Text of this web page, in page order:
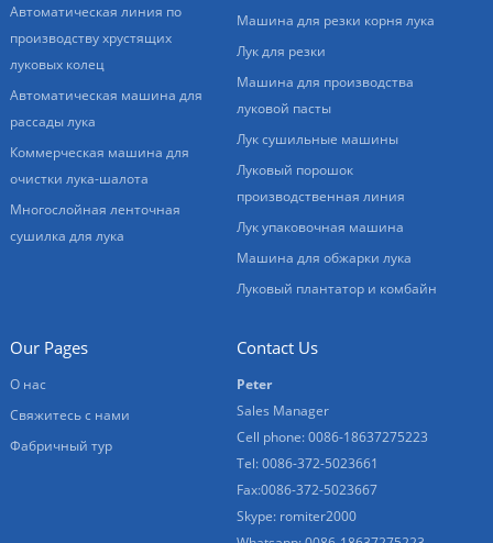
Автоматическая линия по
производству хрустящих
луковых колец
Автоматическая машина для
рассады лука
Коммерческая машина для
очистки лука-шалота
Многослойная ленточная
сушилка для лука
Машина для резки корня лука
Лук для резки
Машина для производства
луковой пасты
Лук сушильные машины
Луковый порошок
производственная линия
Лук упаковочная машина
Машина для обжарки лука
Луковый плантатор и комбайн
Our Pages
О нас
Свяжитесь с нами
Фабричный тур
Contact Us
Peter
Sales Manager
Cell phone: 0086-18637275223
Tel: 0086-372-5023661
Fax:0086-372-5023667
Skype: romiter2000